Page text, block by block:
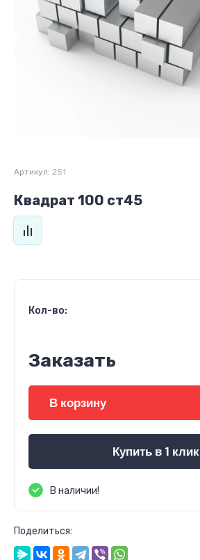
Артикул: 251
Квадрат 100 ст45
Кол-во:
Заказать
В корзину
Купить в 1 клик
В наличии!
Поделиться: